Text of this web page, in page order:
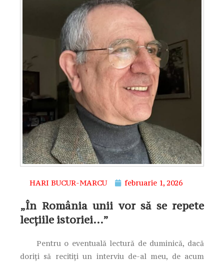
HARI BUCUR-MARCU februarie 1, 2026
„În România unii vor să se repete
lecțiile istoriei…”
Pentru o eventuală lectură de duminică, dacă
doriți să recitiți un interviu de-al meu, de acum